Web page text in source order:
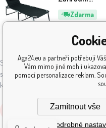
Zdarma
lehátko XXL se
stříškou Černé
Skládací zahradní lehátko se stříškou a
s polstrováním a zpevněnou hliníkovou
konstrukcí, v moderním designu,
vhodné pro zahrady, na kempování či
Jeden den
Aga24.eu a partneři potřebují
Vám mimo jiné mohli
pomocí personalizace reklam.
Zamítnout vše
Podrobné